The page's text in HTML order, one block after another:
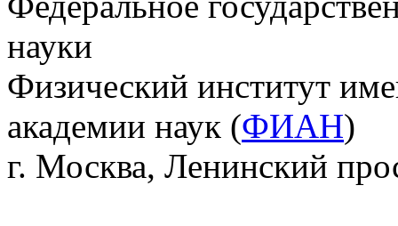
науки
Физический институт
академии наук (ФИАН)
г. Москва, Ленинский